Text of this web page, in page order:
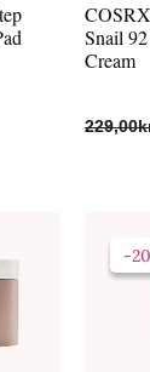
Snail
Cream
229,00
-
-